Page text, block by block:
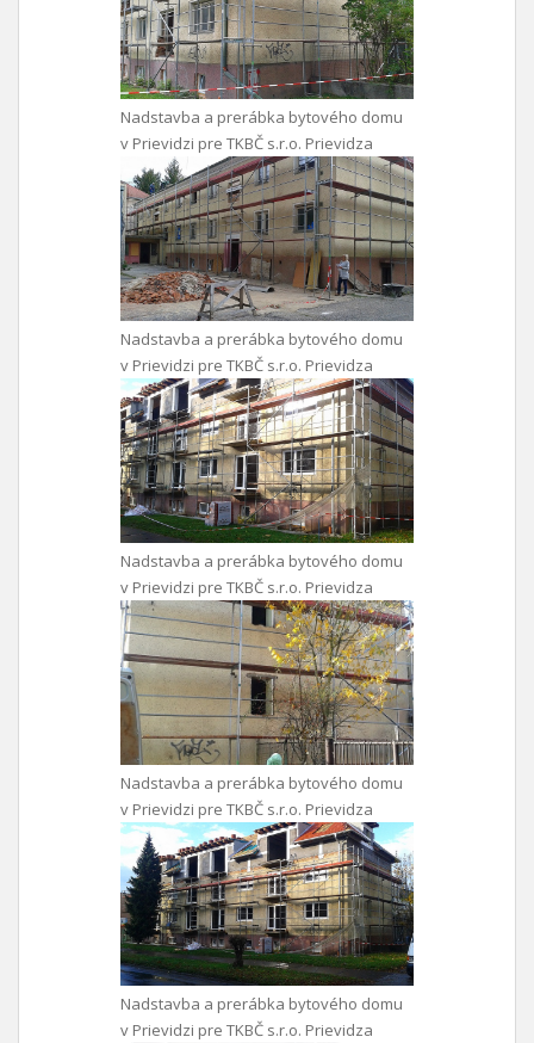
Nadstavba a prerábka bytového domu
v Prievidzi pre TKBČ s.r.o. Prievidza
Nadstavba a prerábka bytového domu
v Prievidzi pre TKBČ s.r.o. Prievidza
Nadstavba a prerábka bytového domu
v Prievidzi pre TKBČ s.r.o. Prievidza
Nadstavba a prerábka bytového domu
v Prievidzi pre TKBČ s.r.o. Prievidza
Nadstavba a prerábka bytového domu
v Prievidzi pre TKBČ s.r.o. Prievidza